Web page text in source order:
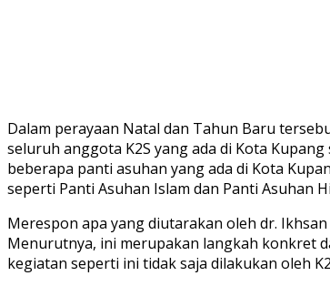
Dalam perayaan Natal dan Tahun Baru
seluruh anggota K2S yang ada di Kota
beberapa panti asuhan yang ada di Kota
seperti Panti Asuhan Islam dan Panti Asuhan
Merespon apa yang diutarakan oleh dr.
Menurutnya, ini merupakan langkah konkret
kegiatan seperti ini tidak saja dilakukan oleh